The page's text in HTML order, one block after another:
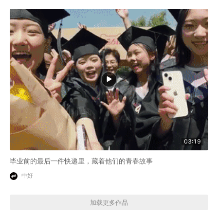
03:19
毕业前的最后一件快递里，藏着他们的青春故事
中好
加载更多作品